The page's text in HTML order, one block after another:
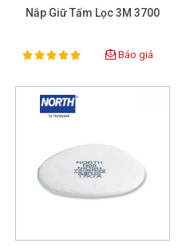
Nắp Giữ Tấm Lọc 3M 3700
Rating:
100% Báo giá